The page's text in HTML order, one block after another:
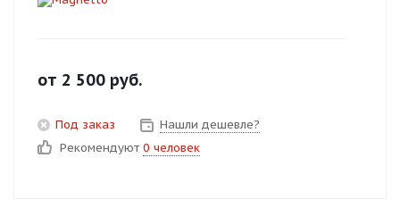
от 2 500 руб.
Под заказ
Нашли дешевле?
Рекомендуют 0 человек
Получайте товар
Оставшиеся75% будут